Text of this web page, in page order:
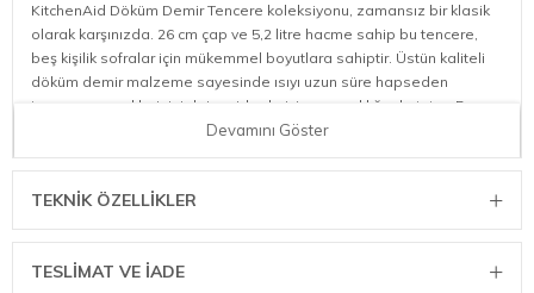
KitchenAid Döküm Demir Tencere koleksiyonu, zamansız bir klasik
olarak karşınızda. 26 cm çap ve 5,2 litre hacme sahip bu tencere,
beş kişilik sofralar için mükemmel boyutlara sahiptir. Üstün kaliteli
döküm demir malzeme sayesinde ısıyı uzun süre hapseden
tencere, yemeklerinizi daima ideal pişirme sıcaklığında tutar. Bu
sayede etlerinizi mükemmel şekilde kızartmak veya sotelemek için
kullanabileceğiniz gibi, ağır ateşte yavaş pişirme tekniklerinde de
kusursuz sonuçlar elde edebilirsiniz.
Döküm Demir Tencere, gönül rahatlığıyla fırın yemeklerinizde de
Devamını Göster
TEKNIK ÖZELLIKLER
TESLİMAT VE İADE